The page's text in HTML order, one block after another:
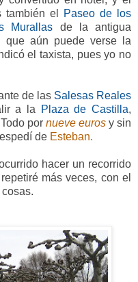
también el
Paseo de los
Murallas de la antigua
que aún puede verse la
el taxista, pues yo no
de las Salesas Reales
a la Plaza de Castilla,
por nueve eurosy sin
de Esteban.
hacer un recorrido
más veces, con el